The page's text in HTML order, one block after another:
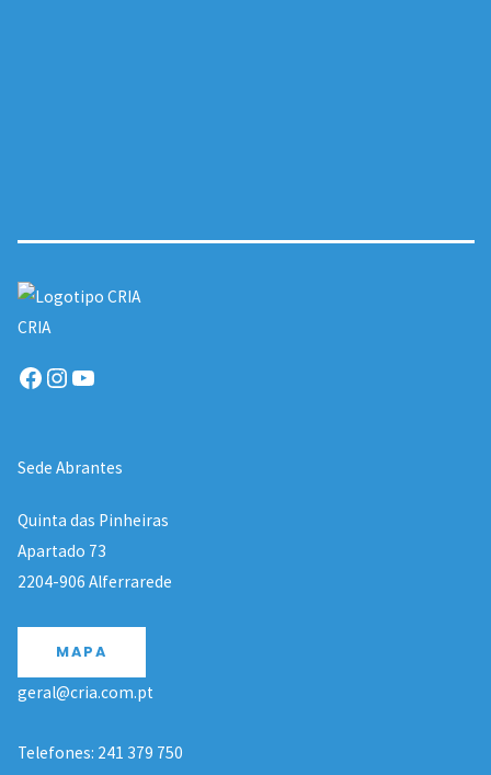
CRIA
Facebook Instagram YouTube
Sede Abrantes
Quinta das Pinheiras
Apartado 73
2204-906 Alferrarede
MAPA
geral@cria.com.pt
Telefones: 241 379 750